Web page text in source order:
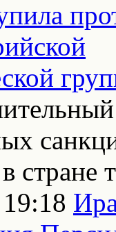
стране